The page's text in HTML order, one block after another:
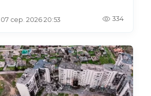
07 сер. 2026 20:53 334